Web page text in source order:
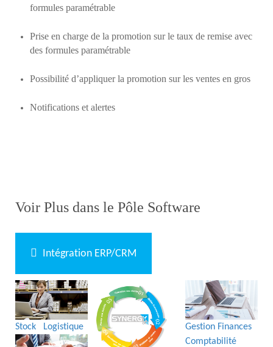
formules paramétrable
Prise en charge de la promotion sur le taux de remise avec
des formules paramétrable
Possibilité d’appliquer la promotion sur les ventes en gros
Notifications et alertes
Voir Plus dans le Pôle Software
Intégration ERP/CRM
Stock Logistique
Gestion Finances
Comptabilité